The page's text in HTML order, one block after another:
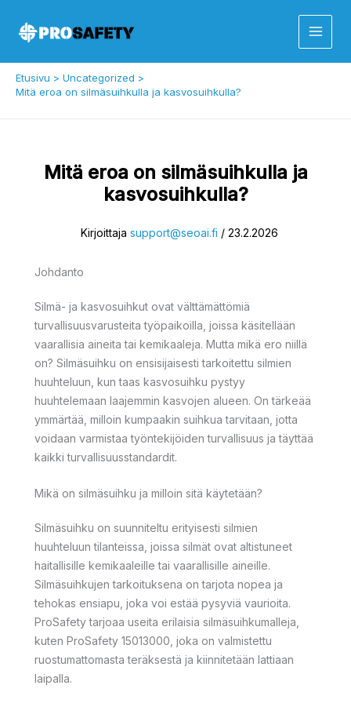
sisältöön
Etusivu
Uncategorized
Mitä eroa on silmäsuihkulla ja kasvosuihkulla?
Mitä eroa on silmäsuihkulla ja
kasvosuihkulla?
Kirjoittaja support@seoai.fi / 23.2.2026
Johdanto
Silmä- ja kasvosuihkut ovat välttämättömiä
turvallisuusvarusteita työpaikoilla, joissa käsitellään
vaarallisia aineita tai kemikaaleja. Mutta mikä ero niillä
on? Silmäsuihku on ensisijaisesti tarkoitettu silmien
huuhteluun, kun taas kasvosuihku pystyy
huuhtelemaan laajemmin kasvojen alueen. On tärkeää
ymmärtää, milloin kumpaakin suihkua tarvitaan, jotta
voidaan varmistaa työntekijöiden turvallisuus ja täyttää
kaikki turvallisuusstandardit.
Mikä on silmäsuihku ja milloin sitä käytetään?
Silmäsuihku on suunniteltu erityisesti silmien
huuhteluun tilanteissa, joissa silmät ovat altistuneet
haitallisille kemikaaleille tai vaarallisille aineille.
Silmäsuihkujen tarkoituksena on tarjota nopea ja
tehokas ensiapu, joka voi estää pysyviä vaurioita.
ProSafety tarjoaa useita erilaisia silmäsuihkumalleja,
kuten ProSafety 15013000, joka on valmistettu
ruostumattomasta teräksestä ja kiinnitetään lattiaan
laipalla.